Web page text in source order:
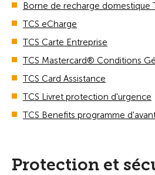
Borne de recharge domestique
TCS eCharge
TCS Carte Entreprise
TCS Mastercard® Conditions
TCS Card Assistance
TCS Livret protection d'urgence
TCS Benefits programme
Protection et